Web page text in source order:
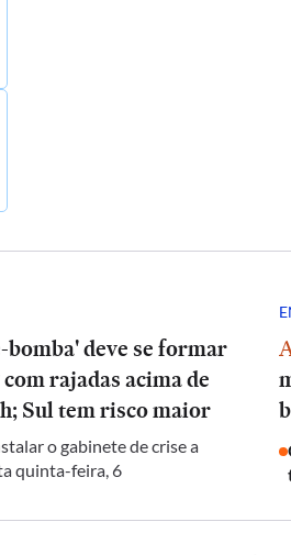
bomba' deve se formar
com rajadas acima de
Sul tem risco maior
o gabinete de crise a
quinta-feira, 6